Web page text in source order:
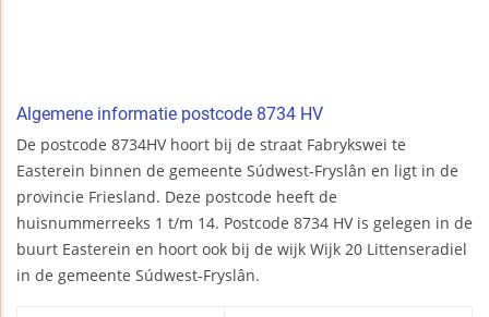
Algemene informatie postcode 8734 HV
De postcode 8734HV hoort bij de straat Fabrykswei te
Easterein binnen de gemeente Súdwest-Fryslân en ligt in de
provincie Friesland. Deze postcode heeft de
huisnummerreeks 1 t/m 14. Postcode 8734 HV is gelegen in de
buurt Easterein en hoort ook bij de wijk Wijk 20 Littenseradiel
in de gemeente Súdwest-Fryslân.